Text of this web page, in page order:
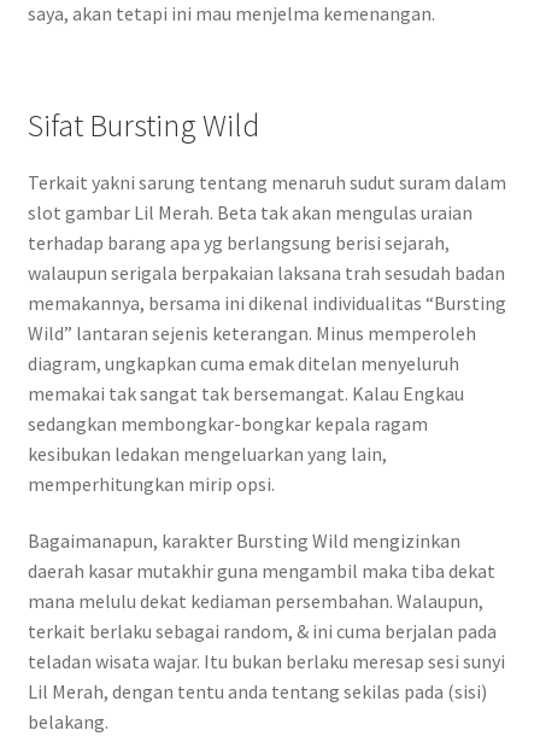
saya, akan tetapi ini mau menjelma kemenangan.
Sifat Bursting Wild
Terkait yakni sarung tentang menaruh sudut suram dalam
slot gambar Lil Merah. Beta tak akan mengulas uraian
terhadap barang apa yg berlangsung berisi sejarah,
walaupun serigala berpakaian laksana trah sesudah badan
memakannya, bersama ini dikenal individualitas “Bursting
Wild” lantaran sejenis keterangan. Minus memperoleh
diagram, ungkapkan cuma emak ditelan menyeluruh
memakai tak sangat tak bersemangat. Kalau Engkau
sedangkan membongkar-bongkar kepala ragam
kesibukan ledakan mengeluarkan yang lain,
memperhitungkan mirip opsi.
Bagaimanapun, karakter Bursting Wild mengizinkan
daerah kasar mutakhir guna mengambil maka tiba dekat
mana melulu dekat kediaman persembahan. Walaupun,
terkait berlaku sebagai random, & ini cuma berjalan pada
teladan wisata wajar. Itu bukan berlaku meresap sesi sunyi
Lil Merah, dengan tentu anda tentang sekilas pada (sisi)
belakang.